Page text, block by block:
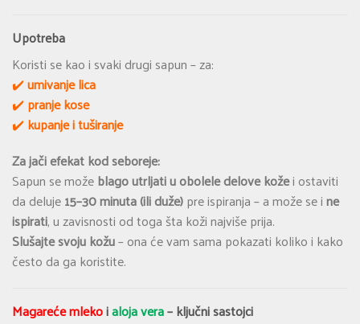
Upotreba
Koristi se kao i svaki drugi sapun – za:
✔️umivanje lica
✔️ pranje kose
✔️ kupanje i tuširanje
Za jači efekat kod seboreje:
Sapun se možeblago utrljati u obolele delove kožei ostaviti
da deluje15–30 minuta (ili duže)pre ispiranja – a može se ine
ispirati, u zavisnosti od toga šta koži najviše prija.
Slušajte svoju kožu– ona će vam sama pokazati koliko i kako
često da ga koristite.
Magareće mlekoialoja vera– ključni sastojci